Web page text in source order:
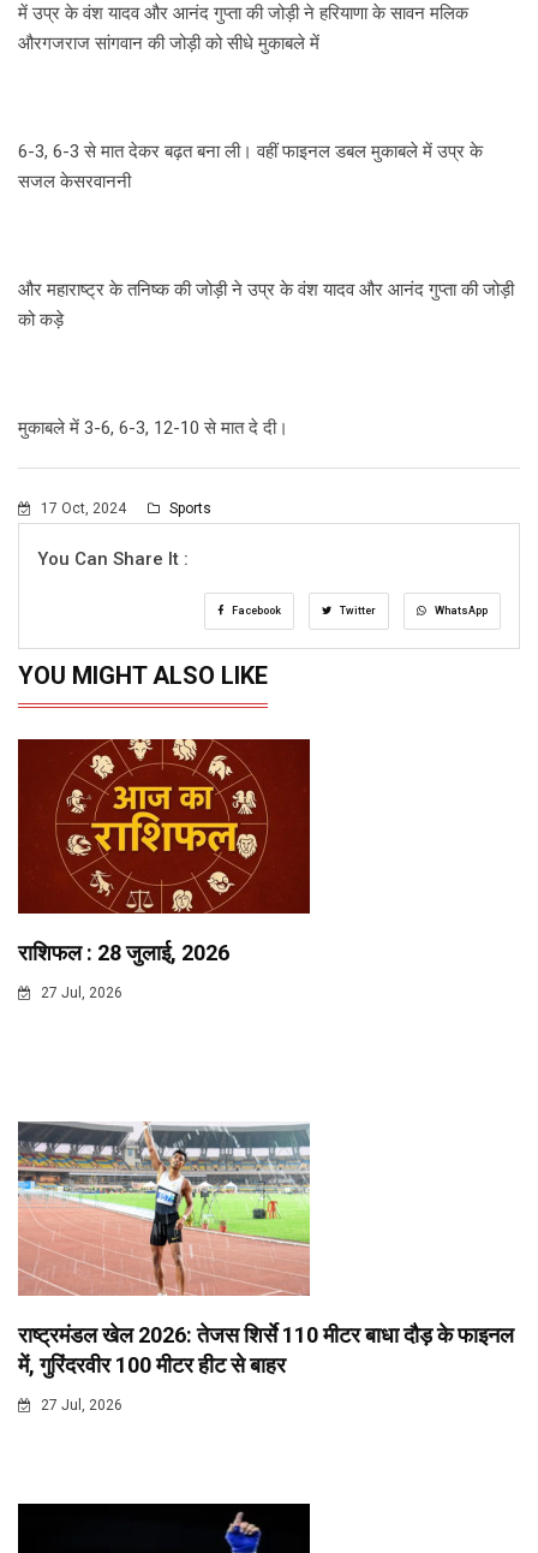
में उप्र के वंश यादव और आनंद गुप्ता की जोड़ी ने हरियाणा के सावन मलिक
औरगजराज सांगवान की जोड़ी को सीधे मुकाबले में
6-3, 6-3 से मात देकर बढ़त बना ली। वहीं फाइनल डबल मुकाबले में उप्र के
सजल केसरवाननी
और महाराष्ट्र के तनिष्क की जोड़ी ने उप्र के वंश यादव और आनंद गुप्ता की जोड़ी
को कड़े
मुकाबले में 3-6, 6-3, 12-10 से मात दे दी।
17 Oct, 2024 Sports
You Can Share It :
Facebook Twitter WhatsApp
YOU MIGHT ALSO LIKE
राशिफल : 28 जुलाई, 2026
27 Jul, 2026
राष्ट्रमंडल खेल 2026: तेजस शिर्से 110 मीटर बाधा दौड़ के फाइनल
में, गुरिंदरवीर 100 मीटर हीट से बाहर
27 Jul, 2026